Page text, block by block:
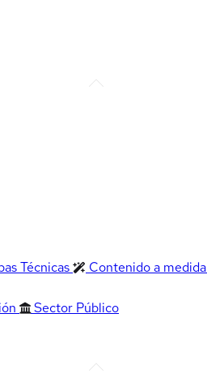
Técnicas Contenido a medida
Sector Público